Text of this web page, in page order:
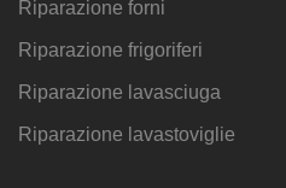
Riparazione forni
Riparazione frigoriferi
Riparazione lavasciuga
Riparazione lavastoviglie